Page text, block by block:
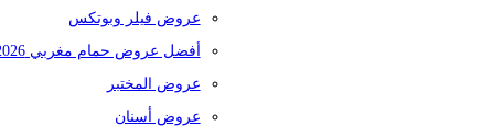
عروض فيلر وبوتكس
أفضل عروض حمام مغربي 2026
عروض المختبر
عروض أسنان